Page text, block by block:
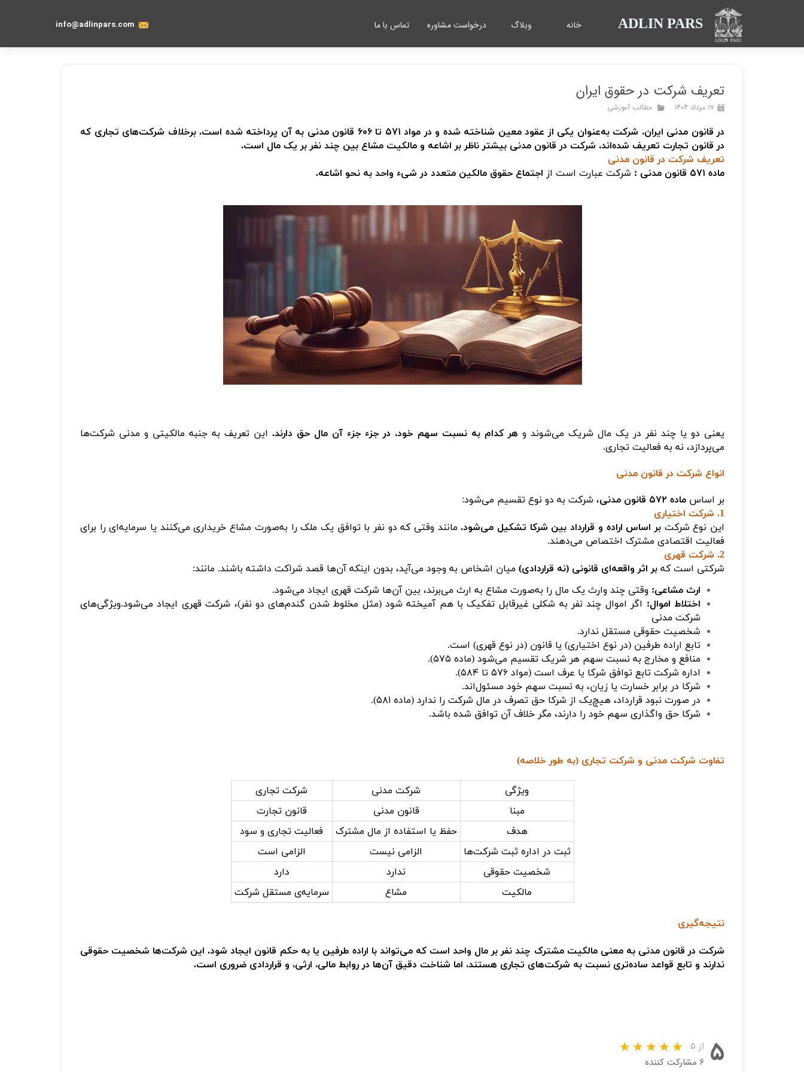
info@adlinpars.com ADLIN PARS خانه وبلاگ درخواست مشاوره تماس با ما
تعریف شرکت در حقوق ایران
۱۷ مرداد ۱۴۰۴ مطالب آموزشی
در قانون مدنی ایران، شرکت به‌عنوان یکی از عقود معین شناخته شده و در مواد ۵۷۱ تا ۶۰۶ قانون مدنی
به آن پرداخته شده است. برخلاف شرکت‌های تجاری که
در قانون تجارت تعریف شده‌اند، شرکت در قانون مدنی بیشتر ناظر بر اشاعه و مالکیت مشاع بین چند نفر بر یک مال است.
تعریف شرکت در قانون مدنی
ماده ۵۷۱ قانون مدنی :
شرکت عبارت است از اجتماع حقوق مالکین متعدد در شیء واحد به نحو اشاعه.
یعنی دو یا چند نفر در یک مال شریک می‌شوند و هر کدام به نسبت سهم خود، در جزء جزء آن مال حق دارند. این تعریف به جنبه مالکیتی و مدنی شرکت‌ها
می‌پردازد، نه به فعالیت تجاری.
انواع شرکت در قانون مدنی
بر اساس ماده ۵۷۲ قانون مدنی
، شرکت به دو نوع تقسیم می‌شود:
1. شرکت اختیاری
این نوع شرکتبر اساس اراده و قرارداد بین شرکا تشکیل می‌شود.مانند وقتی که دو نفر با توافق یک ملک را به‌صورت مشاع خریداری می‌کنند یا سرمایه‌ای را برای
فعالیت اقتصادی مشترک اختصاص می‌دهند.
2. شرکت قهری
شرکتی است که بر اثر واقعه‌ای قانونی (نه قراردادی) میان اشخاص به وجود می‌آید، بدون اینکه آن‌ها قصد شراکت داشته باشند. مانند:
ارث مشاعی: وقتی چند وارث یک مال را به‌صورت مشاع به ارث می‌برند، بین آن‌ها شرکت قهری ایجاد می‌شود.
اختلاط اموال: اگر اموال چند نفر به شکلی غیرقابل تفکیک با هم آمیخته شود (مثل مخلوط شدن گندم‌های دو نفر)، شرکت قهری ایجاد می‌شود.ویژگی‌های
شرکت مدنی
شخصیت حقوقی مستقل ندارد.
تابع اراده طرفین (در نوع اختیاری) یا قانون (در نوع قهری) است.
منافع و مخارج به نسبت سهم هر شریک تقسیم می‌شود (ماده ۵۷۵).
اداره شرکت تابع توافق شرکا یا عرف است (مواد ۵۷۶ تا ۵۸۴).
شرکا در برابر خسارت یا زیان، به نسبت سهم خود مسئول‌اند.
در صورت نبود قرارداد، هیچ‌یک از شرکا حق تصرف در مال شرکت را ندارد (ماده ۵۸۱).
شرکا حق واگذاری سهم خود را دارند، مگر خلاف آن توافق شده باشد.
تفاوت شرکت مدنی و شرکت تجاری (به طور خلاصه)
ویژگی شرکت مدنی
شرکت تجاری
مبنا
قانون مدنی
قانون تجارت
هدف
حفظ یا استفاده از مال مشترک
فعالیت تجاری و سود
ثبت در اداره ثبت شرکت‌ها
الزامی نیست
الزامی است
شخصیت حقوقی
ندارد
دارد
مالکیت
مشاع سرمایه‌ی مستقل شرکت
نتیجه‌گیری
شرکت در قانون مدنی به معنیمالکیت مشترک چند نفر بر مال واحداست که می‌تواند با اراده طرفین یا به حکم قانون ایجاد شود. این شرکت‌ها شخصیت حقوقی
ندارند و تابع قواعد ساده‌تری نسبت به شرکت‌های تجاری هستند، اما شناخت دقیق آن‌ها در روابط مالی، ارثی، و قراردادی ضروری است.
۵ از ۵
۶ مشارکت کننده